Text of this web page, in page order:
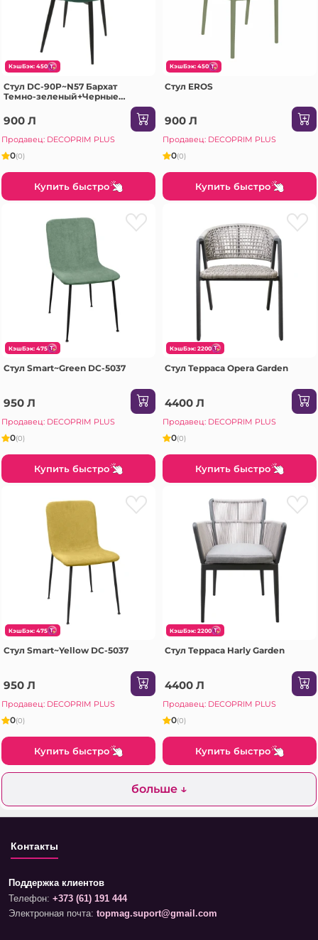
КэшБэк: 450
Стул DC-90P~N57 Бархат
Темно-зеленый+Черные
900 Л
Продавец: DECOPRIM PLUS
0(0)
Купить быстро
КэшБэк: 450
Стул EROS
900 Л
Продавец: DECOPRIM PLUS
0(0)
Купить быстро
КэшБэк: 475
Стул Smart~Green DC-5037
950 Л
Продавец: DECOPRIM PLUS
0(0)
Купить быстро
КэшБэк: 2200
Стул Терраса Opera Garden
4400 Л
Продавец: DECOPRIM PLUS
0(0)
Купить быстро
КэшБэк: 475
Стул Smart~Yellow DC-5037
950 Л
Продавец: DECOPRIM PLUS
0(0)
Купить быстро
КэшБэк: 2200
Стул Терраса Harly Garden
4400 Л
Продавец: DECOPRIM PLUS
0(0)
Купить быстро
больше ↓
Контакты
Поддержка клиентов
Телефон: +373 (61) 191 444
Электронная почта: topmag.suport@gmail.com